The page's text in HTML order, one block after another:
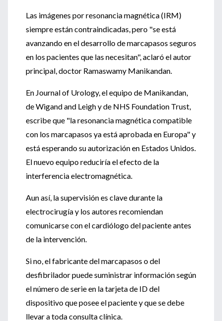
Las imágenes por resonancia magnética (IRM)
siempre están contraindicadas, pero "se está
avanzando en el desarrollo de marcapasos seguros
en los pacientes que las necesitan", aclaró el autor
principal, doctor Ramaswamy Manikandan.
En Journal of Urology, el equipo de Manikandan,
de Wigand and Leigh y de NHS Foundation Trust,
escribe que "la resonancia magnética compatible
con los marcapasos ya está aprobada en Europa" y
está esperando su autorización en Estados Unidos.
El nuevo equipo reduciría el efecto de la
interferencia electromagnética.
Aun así, la supervisión es clave durante la
electrocirugía y los autores recomiendan
comunicarse con el cardiólogo del paciente antes
de la intervención.
Si no, el fabricante del marcapasos o del
desfibrilador puede suministrar información según
el número de serie en la tarjeta de ID del
dispositivo que posee el paciente y que se debe
llevar a toda consulta clínica.